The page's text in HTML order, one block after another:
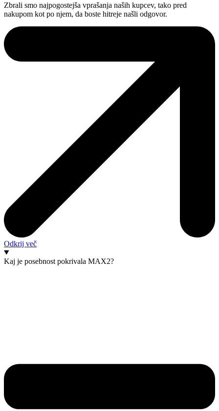
Zbrali smo najpogostejša vprašanja naših kupcev, tako pred
nakupom kot po njem, da boste hitreje našli odgovor.
Odkrij več
Kaj je posebnost pokrivala MAX2?